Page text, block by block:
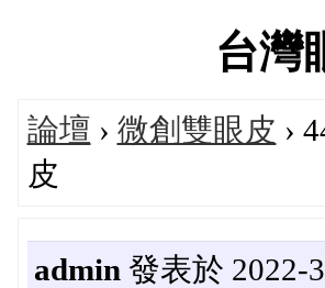
台灣
論壇 › 微創雙眼皮 ›
皮
admin 發表於 2022-